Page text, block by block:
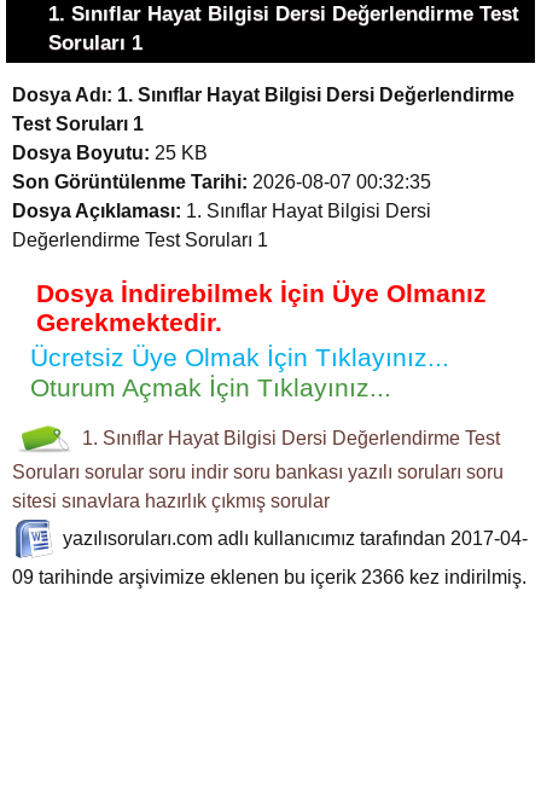
1. Sınıflar Hayat Bilgisi Dersi Değerlendirme Test
Soruları 1
Dosya Adı: 1. Sınıflar Hayat Bilgisi Dersi Değerlendirme
Test Soruları 1
Dosya Boyutu: 25 KB
Son Görüntülenme Tarihi: 2026-08-07 00:32:35
Dosya Açıklaması: 1. Sınıflar Hayat Bilgisi Dersi
Değerlendirme Test Soruları 1
Dosya İndirebilmek İçin Üye Olmanız
Gerekmektedir.
Ücretsiz Üye Olmak İçin Tıklayınız...
Oturum Açmak İçin Tıklayınız...
1. Sınıflar Hayat Bilgisi Dersi Değerlendirme Test
Soruları sorular soru indir soru bankası yazılı soruları soru
sitesi sınavlara hazırlık çıkmış sorular
yazılısoruları.com adlı kullanıcımız tarafından 2017-04-
09 tarihinde arşivimize eklenen bu içerik 2366 kez indirilmiş.